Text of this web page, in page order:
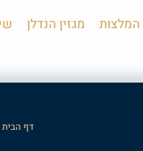
המלצות מגזין הנדלן
דף הבית